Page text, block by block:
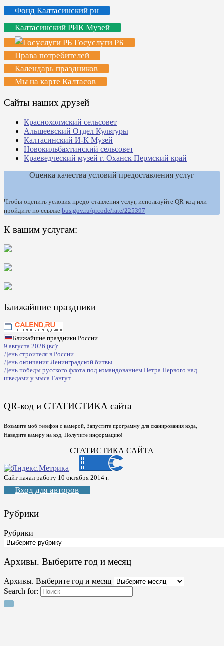
Фонд Калтасинский рн
Калтасинский РИК Музей
Госуслуги РБ
Права потребителей
Календарь праздников
Мы на карте Калтасов
Сайты наших друзей
Краснохолмский сельсовет
Альшеевский Отдел Культуры
Калтасинский И-К Музей
Новокильбахтинский сельсовет
Краеведческий музей г. Оханск Пермский край
Оценка качества условий предоставления услуг
Чтобы оценить условия предо-ставления услуг, используйте QR-код или
пройдите по ссылке bus.gov.ru/qrcode/rate/225397
К вашим услугам:
Ближайшие праздники
Ближайшие праздники России
9 августа 2026 (вс):
День строителя в России
День окончания Ленинградской битвы
День победы русского флота под командованием Петра Первого над
шведами у мыса Гангут
QR-код и СТАТИСТИКА сайта
Возьмите моб телефон с камерой, Запустите программу для сканирования кода,
Наведите камеру на код, Получите информацию!
СТАТИСТИКА САЙТА
Сайт начал работу 10 октября 2014 г.
Вход для авторов
Рубрики
Рубрики
Архивы. Выберите год и месяц
Архивы. Выберите год и месяц
Search for: